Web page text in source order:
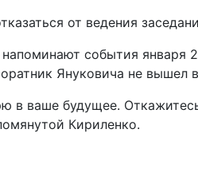
от ведения
события января
Януковича не вышел
ваше будущее.
Кириленко.